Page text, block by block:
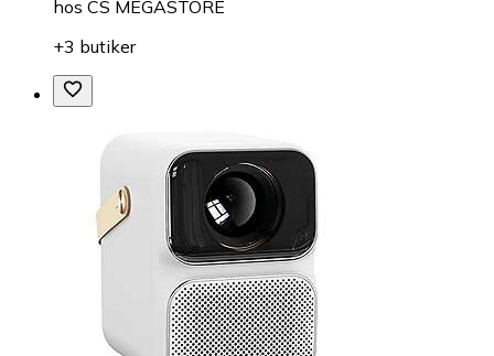
hos CS MEGASTORE
+3 butiker